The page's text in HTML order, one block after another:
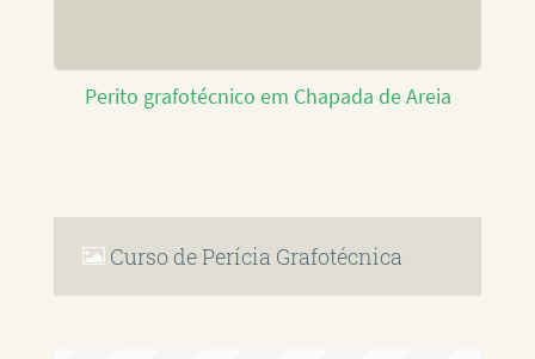
Perito grafotécnico em Chapada de Areia
Curso de Perícia Grafotécnica